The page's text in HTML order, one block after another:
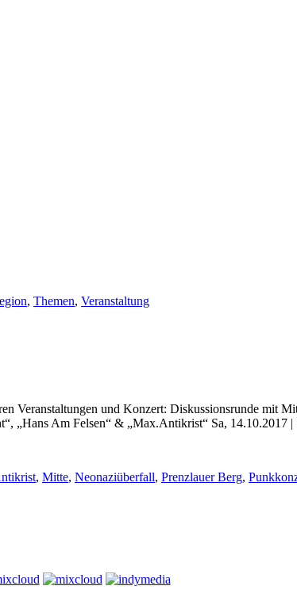
, Themen, Veranstaltung
Veranstaltungen und Konzert: Diskussionsrunde mit
„Hans Am Felsen“ & „Max.Antikrist“ Sa,
, Mitte, Neonaziüberfall, Prenzlauer Berg,